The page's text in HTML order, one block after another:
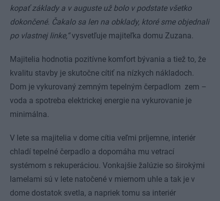
kopať základy a v auguste už bolo v podstate všetko
dokončené. Čakalo sa len na obklady, ktoré sme objednali
po vlastnej linke,“vysvetľuje majiteľka domu Zuzana.
Majitelia hodnotia pozitívne komfort bývania a tiež to, že
kvalitu stavby je skutočne cítiť na nízkych nákladoch.
Dom je vykurovaný zemným tepelným čerpadlom zem –
voda a spotreba elektrickej energie na vykurovanie je
minimálna.
V lete sa majitelia v dome cítia veľmi príjemne, interiér
chladí tepelné čerpadlo a dopomáha mu vetrací
systémom s rekuperáciou. Vonkajšie žalúzie so širokými
lamelami sú v lete natočené v miernom uhle a tak je v
dome dostatok svetla, a napriek tomu sa interiér